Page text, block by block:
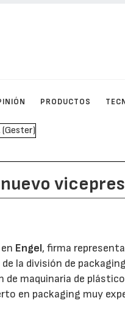
PRODUCTOS
Engel, firma
la división de
de maquinaria de
en packaging muy